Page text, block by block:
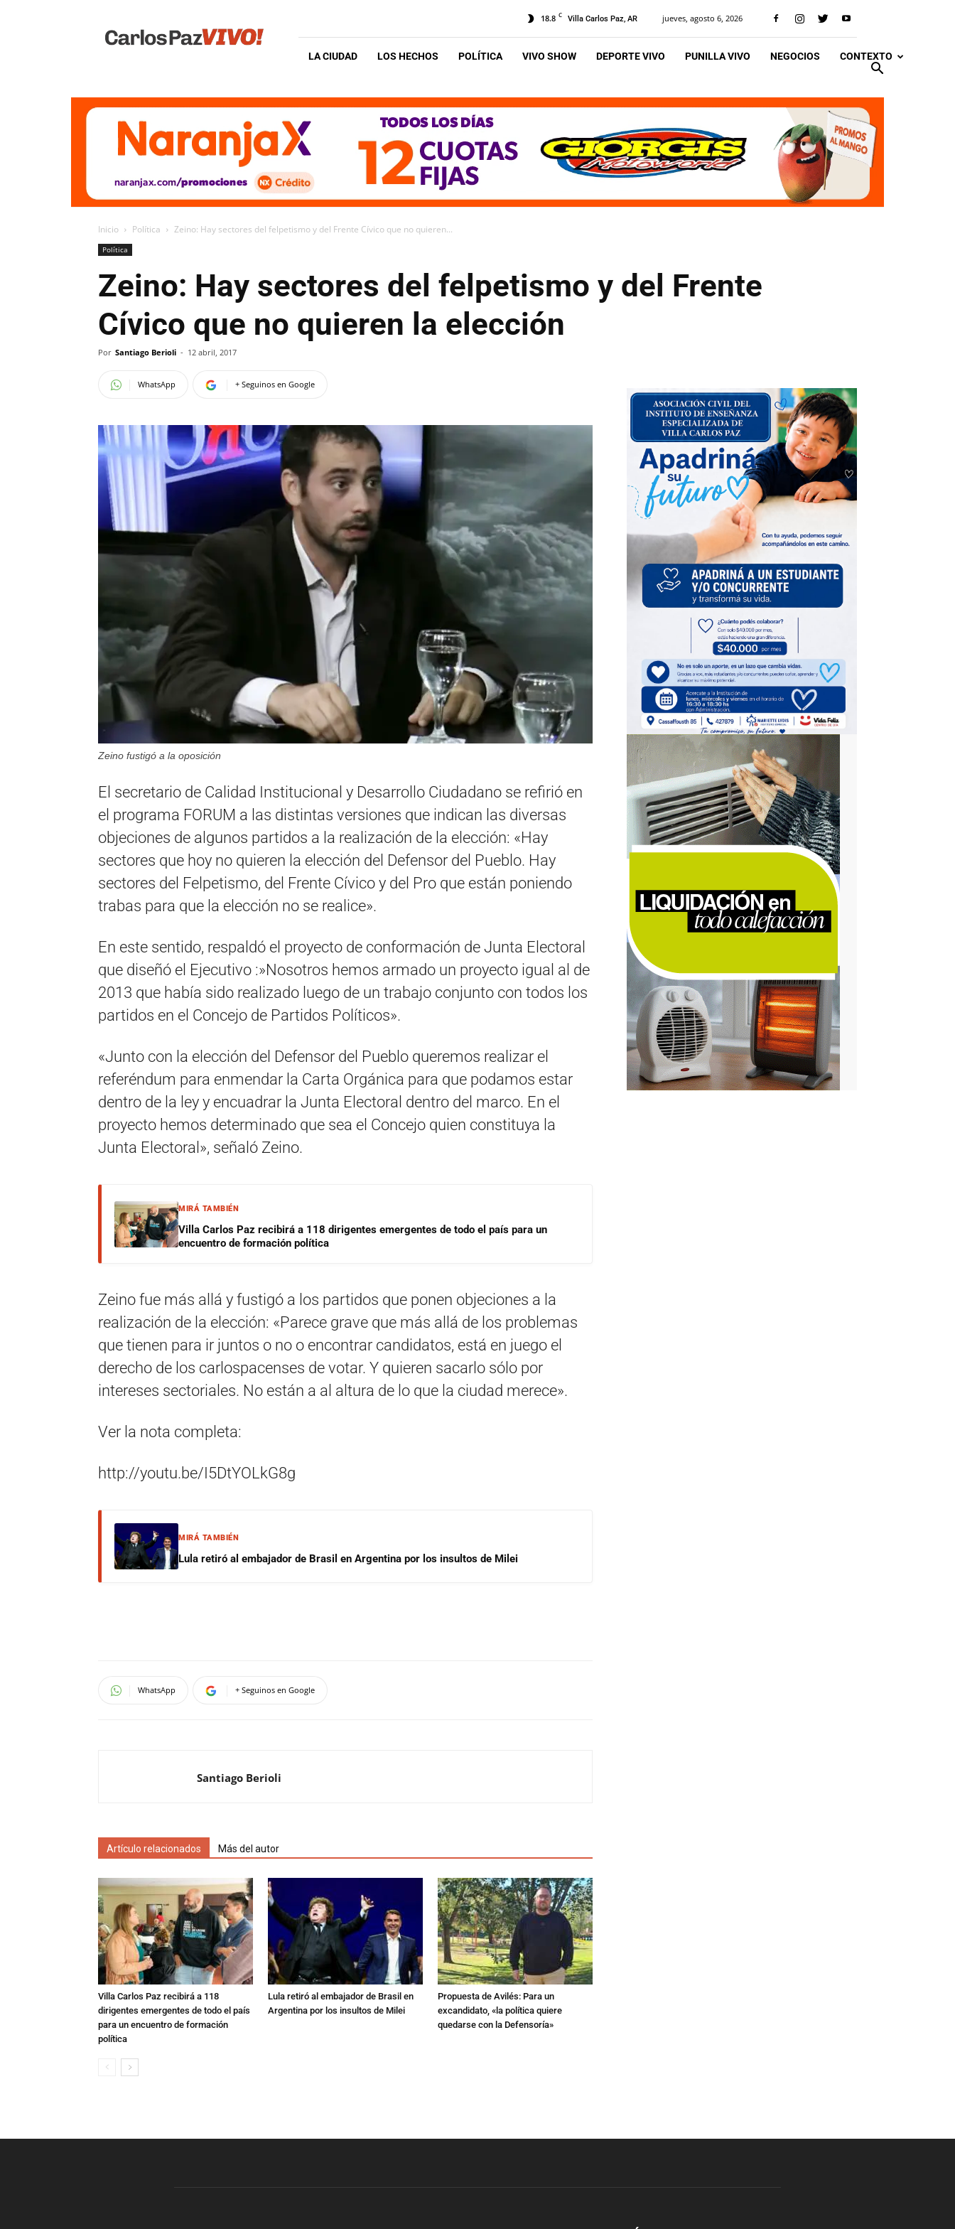
Vivo
18.8 C Villa Carlos Paz, AR jueves, agosto 6, 2026
LA CIUDAD LOS HECHOS POLÍTICA VIVO SHOW DEPORTE VIVO PUNILLA VIVO NEGOCIOS CONTEXTO
Inicio Política Zeino: Hay sectores del felpetismo y del Frente Cívico que no quieren...
Política
Zeino: Hay sectores del felpetismo y del Frente
Cívico que no quieren la elección
Por Santiago Berioli - 12 abril, 2017
WhatsApp + Seguinos en Google
Zeino fustigó a la oposición
El secretario de Calidad Institucional y Desarrollo Ciudadano se refirió en
el programa FORUM a las distintas versiones que indican las diversas
objeciones de algunos partidos a la realización de la elección: «Hay
sectores que hoy no quieren la elección del Defensor del Pueblo. Hay
sectores del Felpetismo, del Frente Cívico y del Pro que están poniendo
trabas para que la elección no se realice».
En este sentido, respaldó el proyecto de conformación de Junta Electoral
que diseñó el Ejecutivo :»Nosotros hemos armado un proyecto igual al de
2013 que había sido realizado luego de un trabajo conjunto con todos los
partidos en el Concejo de Partidos Políticos».
«Junto con la elección del Defensor del Pueblo queremos realizar el
referéndum para enmendar la Carta Orgánica para que podamos estar
dentro de la ley y encuadrar la Junta Electoral dentro del marco. En el
proyecto hemos determinado que sea el Concejo quien constituya la
Junta Electoral», señaló Zeino.
MIRÁ TAMBIÉN
Villa Carlos Paz recibirá a 118 dirigentes emergentes de todo el país para un
encuentro de formación política
Zeino fue más allá y fustigó a los partidos que ponen objeciones a la
realización de la elección: «Parece grave que más allá de los problemas
que tienen para ir juntos o no o encontrar candidatos, está en juego el
derecho de los carlospacenses de votar. Y quieren sacarlo sólo por
intereses sectoriales. No están a al altura de lo que la ciudad merece».
Ver la nota completa:
http://youtu.be/I5DtYOLkG8g
MIRÁ TAMBIÉN
Lula retiró al embajador de Brasil en Argentina por los insultos de Milei
WhatsApp + Seguinos en Google
Santiago Berioli
Artículo relacionados Más del autor
Villa Carlos Paz recibirá a 118
dirigentes emergentes de todo el país
para un encuentro de formación
política
Lula retiró al embajador de Brasil en
Argentina por los insultos de Milei
Propuesta de Avilés: Para un
excandidato, «la política quiere
quedarse con la Defensoría»